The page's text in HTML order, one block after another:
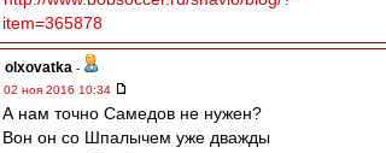
item=365878
olxovatka -
02 ноя 2016 10:34
А нам точно Самедов не нужен?
Вон он со Шпалычем уже дважды